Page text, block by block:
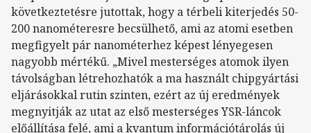
következtetésre jutottak, hogy a térbeli kiterjedés 50-
200 nanométeresre becsülhető, ami az atomi esetben
megfigyelt pár nanométerhez képest lényegesen
nagyobb mértékű. „Mivel mesterséges atomok ilyen
távolságban létrehozhatók a ma használt chipgyártási
eljárásokkal rutin szinten, ezért az új eredmények
megnyitják az utat az első mesterséges YSR-láncok
előállítása felé, ami a kvantum információtárolás új